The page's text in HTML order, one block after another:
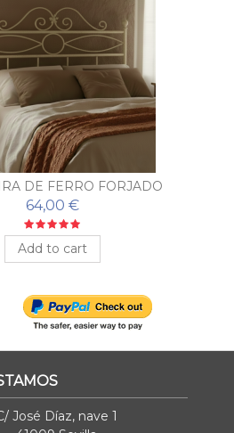
DE FERRO FORJADO
COM PLUMA
64,00 €
Add to cart
José Díaz, nave 1